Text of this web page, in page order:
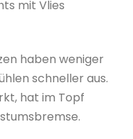
mit Vlies
haben weniger
schneller aus.
hat im Topf